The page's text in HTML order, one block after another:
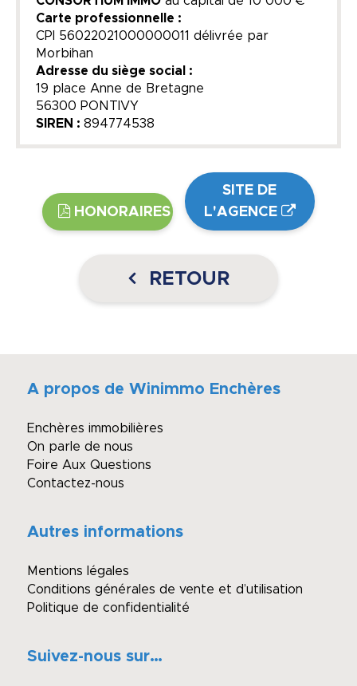
Carte professionnelle :
CPI 56022021000000011 délivrée par
Morbihan
Adresse du siège social :
19 place Anne de Bretagne
56300 PONTIVY
SIREN : 894774538
HONORAIRES
SITE DE
L'AGENCE
RETOUR
A propos de Winimmo Enchères
Enchères immobilières
On parle de nous
Foire Aux Questions
Contactez-nous
Autres informations
Mentions légales
Conditions générales de vente et d’utilisation
Politique de confidentialité
Suivez-nous sur…